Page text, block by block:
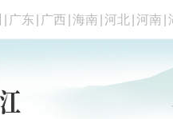
广东 广西 海南 河北 河南